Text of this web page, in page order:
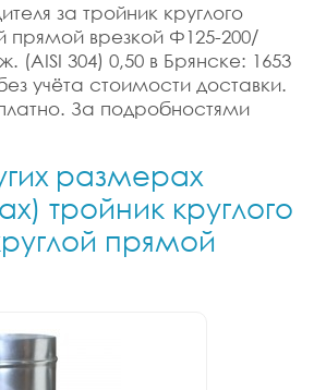
за тройник круглого
прямой врезкой Ф125-200/
(AISI 304) 0,50 в Брянске: 1653
учёта стоимости доставки.
За подробностями
размерах
тройник круглого
прямой